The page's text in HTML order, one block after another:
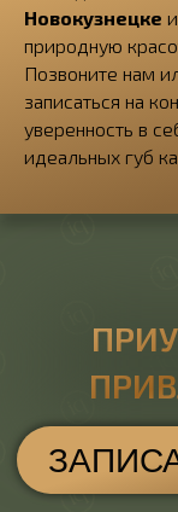
Новокузнецке
природную
Позвоните нам
записаться на
уверенность в
идеальных губ